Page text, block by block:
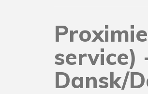
service)
Dansk/